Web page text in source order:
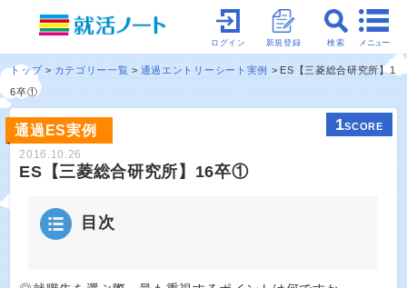
メニュー
検索
新規登録
ログイン
トップ カテゴリー一覧 通過エントリーシート実例
ES【三菱総合研究所】1
6卒①
通過ES実例 1SCORE
2016.10.26
ES【三菱総合研究所】16卒①
目次